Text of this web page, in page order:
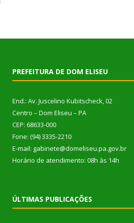
PREFEITURA DE DOM ELISEU
End.: Av. Juscelino Kubitscheck, 02
Centro – Dom Eliseu – PA
CEP: 68633-000
Fone: (94) 3335-2210
E-mail: gabinete@domeliseu.pa.gov.br
Horário de atendimento: 08h às 14h
ÚLTIMAS PUBLICAÇÕES